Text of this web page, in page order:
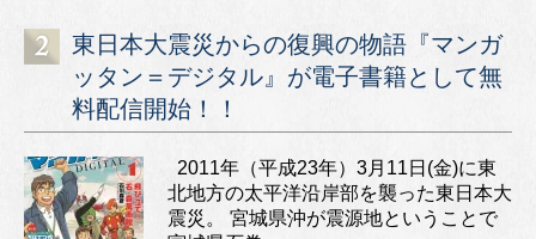
東日本大震災からの復興の物語『マンガ
ッタン＝デジタル』が電子書籍として無
料配信開始！！
2011年（平成23年）3月11日(金)に東
北地方の太平洋沿岸部を襲った東日本大
震災。 宮城県沖が震源地ということで